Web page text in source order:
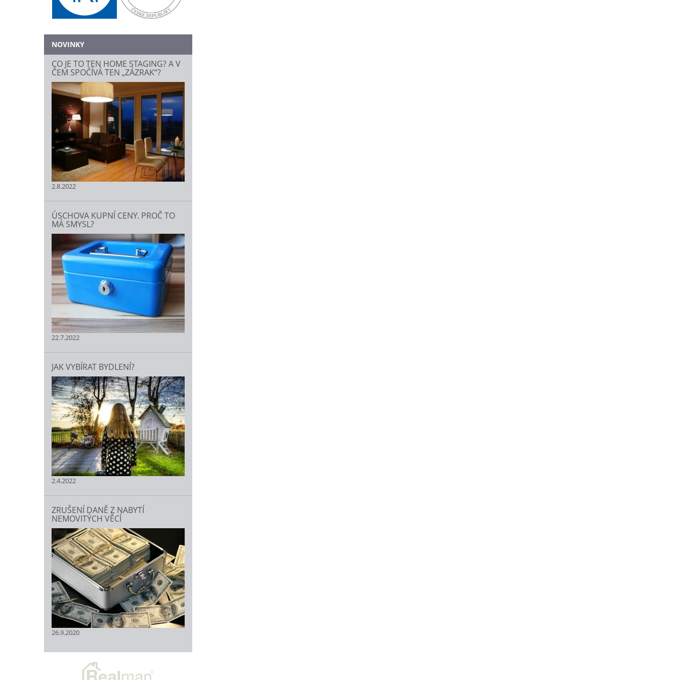
NOVINKY
CO JE TO TEN HOME STAGING? A V
ČEM SPOČÍVÁ TEN „ZÁZRAK“?
2.8.2022
ÚSCHOVA KUPNÍ CENY. PROČ TO
MÁ SMYSL?
22.7.2022
JAK VYBÍRAT BYDLENÍ?
2.4.2022
ZRUŠENÍ DANĚ Z NABYTÍ
NEMOVITÝCH VĚCÍ
26.9.2020